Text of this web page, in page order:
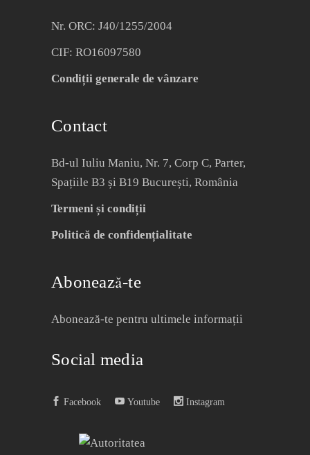
Nr. ORC: J40/1255/2004
CIF: RO16097580
Condiții generale de vânzare
Contact
Bd-ul Iuliu Maniu, Nr. 7, Corp C, Parter,
Spațiile B3 și B19 București, România
Termeni și condiții
Politică de confidențialitate
Abonează-te
Abonează-te pentru ultimele informații
Social media
Facebook Youtube Instagram